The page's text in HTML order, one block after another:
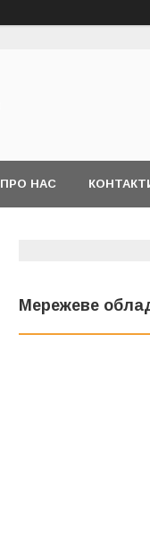
ПРО НАС
Мережеве